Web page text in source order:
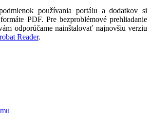
používania portálu a dodatkov si
PDF. Pre bezproblémové prehliadanie
odporúčame nainštalovať najnovšiu verziu
Reader.